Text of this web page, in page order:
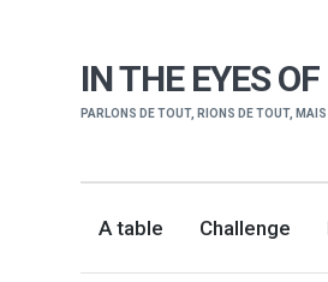
IN THE EYES
PARLONS DE TOUT, RIONS DE TOUT,
A table Challenge